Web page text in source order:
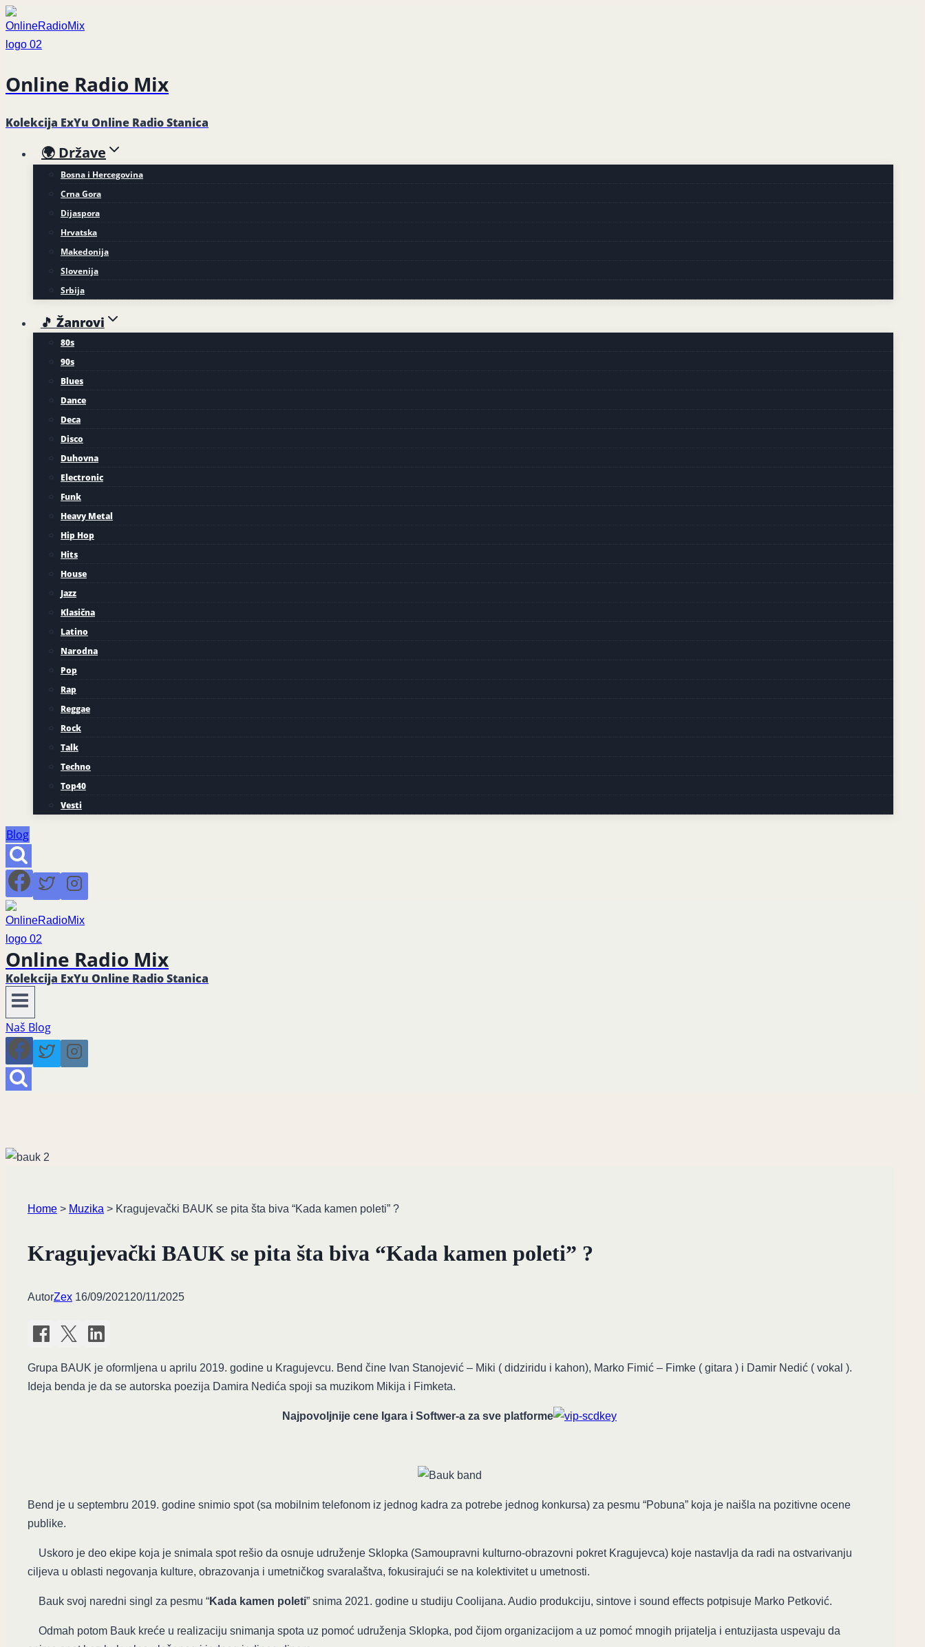
Skip
to
content
Online Radio Mix
Kolekcija ExYu Online Radio Stanica
🌍 Države
Bosna i Hercegovina
Crna Gora
Dijaspora
Hrvatska
Makedonija
Slovenija
Srbija
🎵 Žanrovi
80s
90s
Blues
Dance
Deca
Disco
Duhovna
Electronic
Funk
Heavy Metal
Hip Hop
Hits
House
Jazz
Klasična
Latino
Narodna
Pop
Rap
Reggae
Rock
Talk
Techno
Top40
Vesti
Blog
Online Radio Mix
Kolekcija ExYu Online Radio Stanica
Naš Blog
Home > Muzika > Kragujevački BAUK se pita šta biva “Kada kamen poleti” ?
Kragujevački BAUK se pita šta biva “Kada kamen poleti” ?
AutorZex 16/09/202120/11/2025
Grupa BAUK je oformljena u aprilu 2019. godine u Kragujevcu. Bend čine Ivan Stanojević – Miki ( didziridu i kahon), Marko Fimić – Fimke ( gitara ) i Damir Nedić ( vokal ).
Ideja benda je da se autorska poezija Damira Nedića spoji sa muzikom Mikija i Fimketa.
Najpovoljnije cene Igara i Softwer-a za sve platforme
Bend je u septembru 2019. godine snimio spot (sa mobilnim telefonom iz jednog kadra za potrebe jednog konkursa) za pesmu “Pobuna” koja je naišla na pozitivne ocene
publike.
Uskoro je deo ekipe koja je snimala spot rešio da osnuje udruženje Sklopka (Samoupravni kulturno-obrazovni pokret Kragujevca) koje nastavlja da radi na ostvarivanju
ciljeva u oblasti negovanja kulture, obrazovanja i umetničkog svaralaštva, fokusirajući se na kolektivitet u umetnosti.
Bauk svoj naredni singl za pesmu “Kada kamen poleti” snima 2021. godine u studiju Coolijana. Audio produkciju, sintove i sound effects potpisuje Marko Petković.
Odmah potom Bauk kreće u realizaciju snimanja spota uz pomoć udruženja Sklopka, pod čijom organizacijom a uz pomoć mnogih prijatelja i entuzijasta uspevaju da